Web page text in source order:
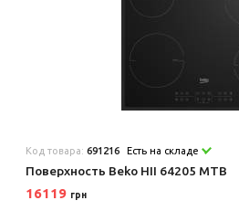
Код товара:691216 Есть на складе
Поверхность Beko HII 64205 MTB
16119 грн